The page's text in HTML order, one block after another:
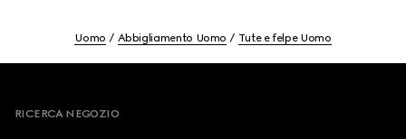
Uomo Abbigliamento Uomo Tute e felpe Uomo
RICERCA NEGOZIO